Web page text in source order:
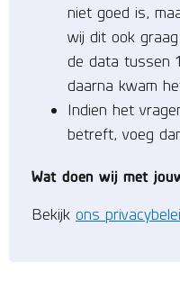
niet goed is,
wij dit ook
de data tussen
daarna kwam
Indien het
betreft, voeg
Wat doen wij met
Bekijk ons